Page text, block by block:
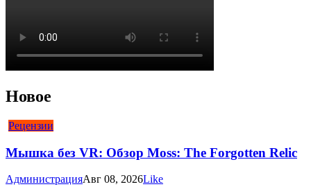
Новое
Рецензии
Мышка без VR: Обзор Moss: The Forgotten Relic
АдминистрацияАвг 08, 2026Like